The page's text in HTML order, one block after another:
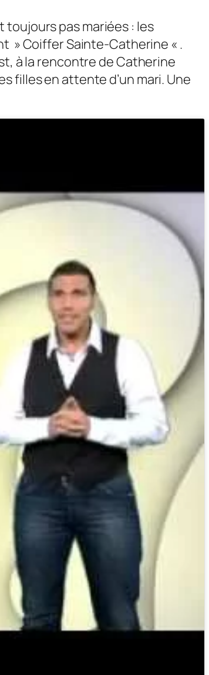
toujours pas mariées : les
» Coiffer Sainte-Catherine « .
à la rencontre de Catherine
filles en attente d’un mari. Une